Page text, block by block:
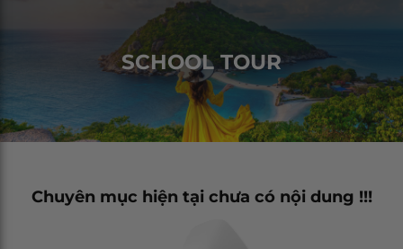
SCHOOL TOUR
Chuyên mục hiện tại chưa có nội dung !!!